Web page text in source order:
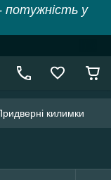
потужність у
килимки